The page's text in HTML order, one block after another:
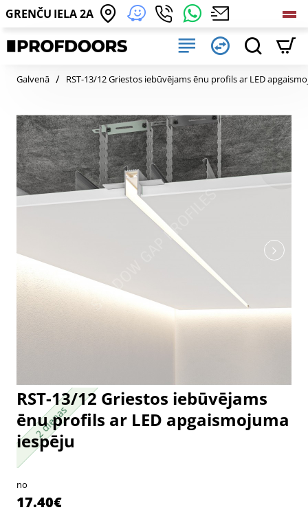
GRENČU IELA 2A
Galvenā homeRST-13/12 Griestos iebūvējams ēnu profils ar LED
2 dienas
2 dienas
RST-13/12 Griestos iebūvējams
ēnu profils ar LED apgaismojuma
iespēju
no
17.40€